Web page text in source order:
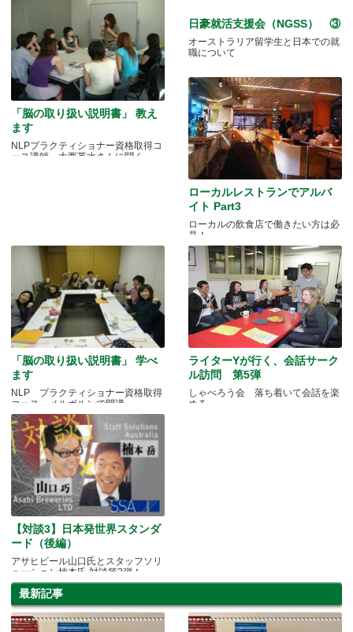
「脳の取り扱い説明書」 教え
ます
NLPプラクティショナー資格取得コ
ース講師 大西英水さんに聞く
日豪就活支援会（NGSS） ③
オーストラリア留学生と日本での就
職について
ローカルレストランでアルバ
イト Part3
ローカルの飲食店で働きたい方は必
見！
「脳の取り扱い説明書」 学べ
ます
NLP プラクティショナー資格取得
コース メルボルンで開講
ライターYが行く、会話サーク
ル訪問 第5弾
しゃべろう会 落ち着いて会話を楽
める
【対談3】日本発世界スタンダ
ード（後編）
アサヒビール山口氏とスタッフソリ
ューション楠本氏 対談第2弾！
最新記事